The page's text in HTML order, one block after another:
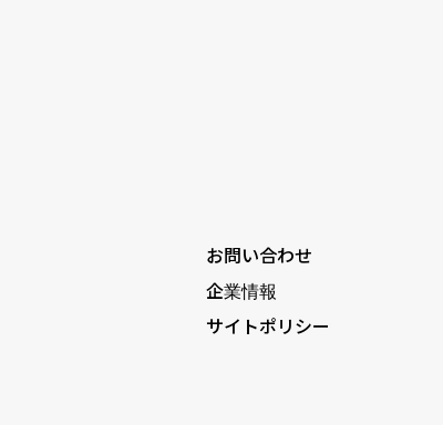
お問い合わせ
企業情報
サイトポリシー